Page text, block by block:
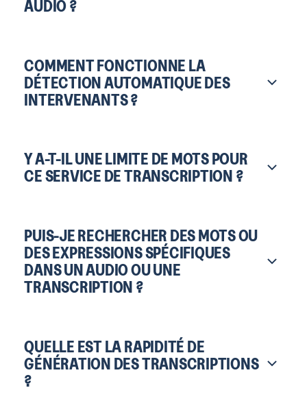
AUDIO ?
COMMENT FONCTIONNE LA
DÉTECTION AUTOMATIQUE DES
INTERVENANTS ?
Y A-T-IL UNE LIMITE DE MOTS POUR
CE SERVICE DE TRANSCRIPTION ?
PUIS-JE RECHERCHER DES MOTS OU
DES EXPRESSIONS SPÉCIFIQUES
DANS UN AUDIO OU UNE
TRANSCRIPTION ?
QUELLE EST LA RAPIDITÉ DE
GÉNÉRATION DES TRANSCRIPTIONS
?